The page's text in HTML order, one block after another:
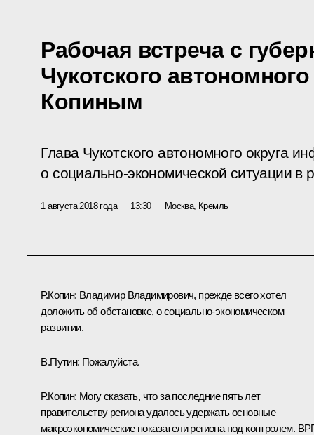
Рабочая встреча с
Чукотского
Копиным
Глава Чукотского автономного округа
о социально-экономической ситуации в
1 августа 2018 года 13:30 Москва, Кремль
Р.Копин: Владимир Владимирович, прежде всего хотел
доложить об обстановке, о социально-экономическом
развитии.
В.Путин: Пожалуйста.
Р.Копин: Могу сказать, что за последние пять лет
правительству региона удалось удержать основные
макроэкономические показатели региона под контролем.